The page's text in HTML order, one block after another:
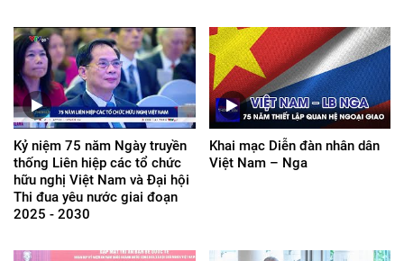
Kỷ niệm 75 năm Ngày truyền
thống Liên hiệp các tổ chức
hữu nghị Việt Nam và Đại hội
Thi đua yêu nước giai đoạn
2025 - 2030
Khai mạc Diễn đàn nhân dân
Việt Nam – Nga